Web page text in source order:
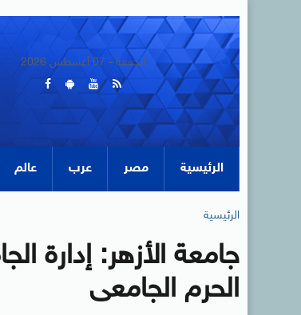
الجمعة - 07 أغسطس 2026
الرئيسية مصر عرب عالم
الرئيسية
جامعة الأزهر:
الحرم الجامعى